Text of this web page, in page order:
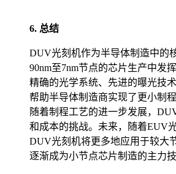
6. 总结
DUV光刻机作为半导体制造中的
90nm至7nm节点的芯片生产中发
精确的光学系统、先进的曝光技
帮助半导体制造商实现了更小制
随着制程工艺的进一步发展，
和成本的挑战。未来，随着EUV
DUV光刻机将更多地应用于较大
逐渐成为小节点芯片制造的主力技